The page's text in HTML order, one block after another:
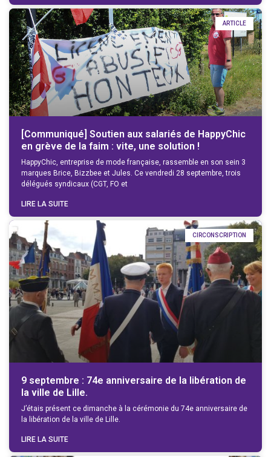
ARTICLE
[Communiqué] Soutien aux salariés de HappyChic
en grève de la faim : vite, une solution !
HappyChic, entreprise de mode française, rassemble en son sein 3
marques Brice, Bizzbee et Jules. Ce vendredi 28 septembre, trois
délégués syndicaux (CGT, FO et
LIRE LA SUITE
CIRCONSCRIPTION
9 septembre : 74e anniversaire de la libération de
la ville de Lille.
J’étais présent ce dimanche à la cérémonie du 74e anniversaire de
la libération de la ville de Lille.
LIRE LA SUITE